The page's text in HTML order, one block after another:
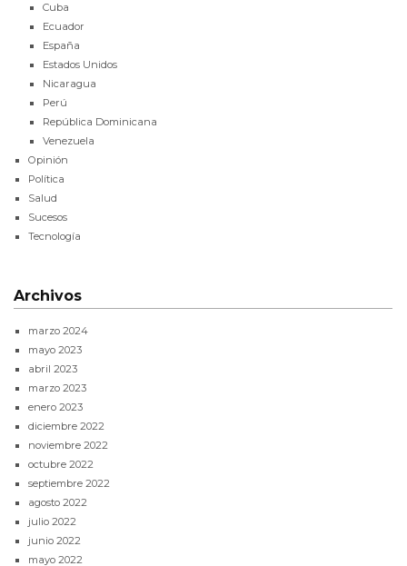
Cuba
Ecuador
España
Estados Unidos
Nicaragua
Perú
República Dominicana
Venezuela
Opinión
Política
Salud
Sucesos
Tecnología
Archivos
marzo 2024
mayo 2023
abril 2023
marzo 2023
enero 2023
diciembre 2022
noviembre 2022
octubre 2022
septiembre 2022
agosto 2022
julio 2022
junio 2022
mayo 2022